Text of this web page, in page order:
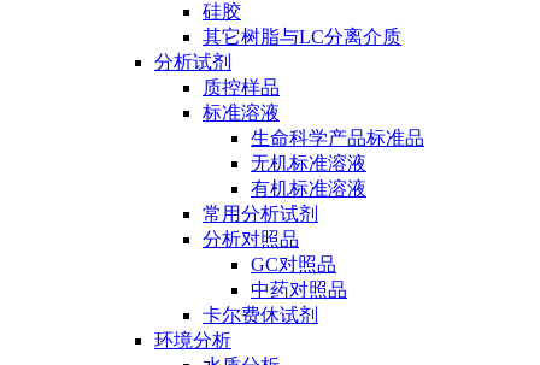
硅胶
其它树脂与LC分离介质
分析试剂
质控样品
标准溶液
生命科学产品标准品
无机标准溶液
有机标准溶液
常用分析试剂
分析对照品
GC对照品
中药对照品
卡尔费休试剂
环境分析